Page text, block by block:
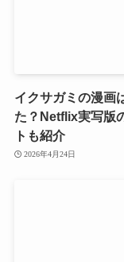
イクサガミの漫画
た？Netflix実写版
トも紹介
2026年4月24日